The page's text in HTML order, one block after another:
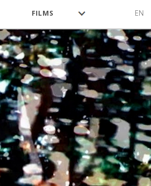
EN
FILMS
CINÉASTES
ACTIVITÉ